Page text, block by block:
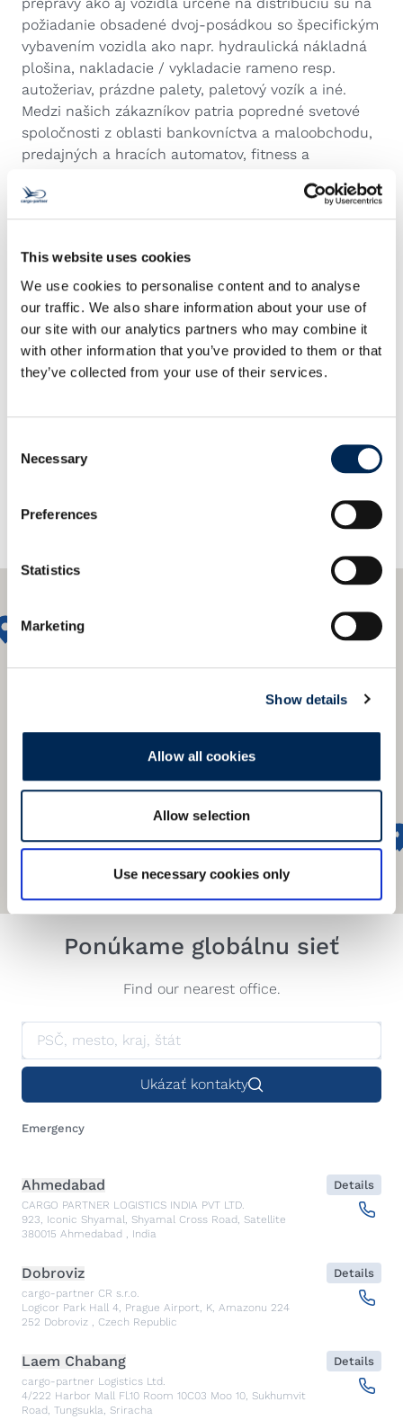
This website uses cookies
We use cookies to personalise content and to analyse
our traffic. We also share information about your use of
our site with our analytics partners who may combine it
with other information that you’ve provided to them or that
they’ve collected from your use of their services.
Selection
Necessary
Preferences
Statistics
Marketing
Show details
Allow all cookies
Allow selection
Use necessary cookies only
požiadanie obsadené dvoj-posádkou so špecifickým
vybavením vozidla ako napr. hydraulická nákladná
plošina, nakladacie / vykladacie rameno resp.
autožeriav, prázdne palety, paletový vozík a iné.
Medzi našich zákazníkov patria popredné svetové
spoločnosti z oblasti bankovníctva a maloobchodu,
predajných a hracích automatov, fitness a
zariadení, digitálneho značenia a kiosku, energetiky,
telekomunikácií ako aj IT a dátových systémov.
Ponúkame globálnu sieť
Find our nearest office.
Ukázať kontakty
Emergency
Ahmedabad
CARGO PARTNER LOGISTICS INDIA PVT LTD.
923, Iconic Shyamal, Shyamal Cross Road, Satellite
380015 Ahmedabad , India
Details
Dobroviz
cargo-partner CR s.r.o.
Logicor Park Hall 4, Prague Airport, K, Amazonu 224
252 Dobroviz , Czech Republic
Details
Laem Chabang
cargo-partner Logistics Ltd.
4/222 Harbor Mall Fl.10 Room 10C03 Moo 10, Sukhumvit
Road, Tungsukla, Sriracha
Details